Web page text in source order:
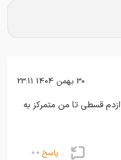
30 بهمن 1404 23:11
قسطی تا من متمرکز به
پاسخ